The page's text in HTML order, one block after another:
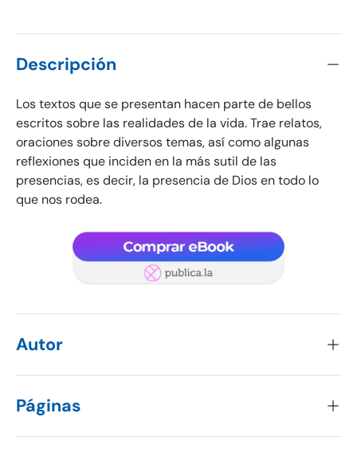
Descripción
Los textos que se presentan hacen parte de bellos
escritos sobre las realidades de la vida. Trae relatos,
oraciones sobre diversos temas, así como algunas
reflexiones que inciden en la más sutil de las
presencias, es decir, la presencia de Dios en todo lo
que nos rodea.
Autor
Páginas